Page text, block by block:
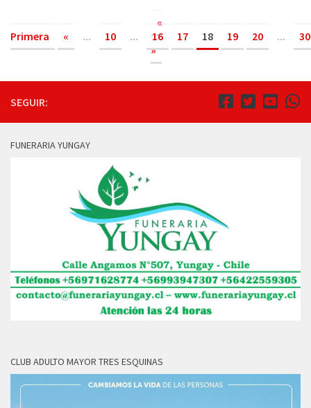
«
Primera
« ... 10 ... 16 17 18 19 20 ...
30
»
SEGUIR:
FUNERARIA YUNGAY
CLUB ADULTO MAYOR TRES ESQUINAS